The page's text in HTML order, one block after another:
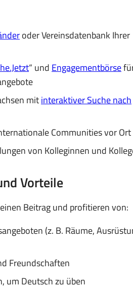
oder Vereinsdatenbank Ihrer
“ und Engagementbörse
mitinteraktiver Suche nach
Communities vor Ort
von Kolleginnen und
Vorteile
Beitrag und profitieren von:
(z. B. Räume,
Freundschaften
um Deutsch zu üben